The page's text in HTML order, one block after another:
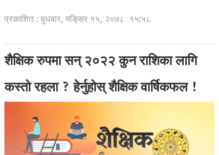
प्रकाशित : बुधबार, मङि्सर १५, २०७८ १५:५८
शैक्षिक रुपमा सन् २०२२ कुन राशिका लागि
कस्तो रहला ? हेर्नुहोस् शैक्षिक वार्षिकफल !